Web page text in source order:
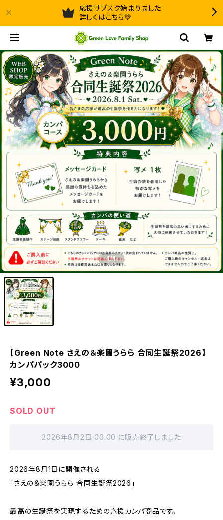
応援サブスク始まりました
詳しくはこちら💚
1/1
【Green Note さえの＆楽園うらら 合同生誕祭2026】
カンパパック3000
¥3,000
SOLD OUT
2026年8月2日 00:00 に販売終了しました
2026年8月1日に開催される
「さえの＆楽園うらら 合同生誕祭2026」
最高の生誕祭を実現するための応援カンパ商品です。